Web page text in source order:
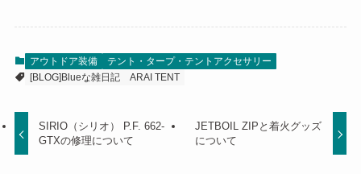
アウトドア装備
テント・タープ・テントアクセサリー
[BLOG]Blueな雑日記
ARAI TENT
SIRIO（シリオ） P.F. 662-
GTXの修理について
JETBOIL ZIPと着火グッズ
について